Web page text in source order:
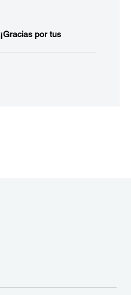
¡Gracias por tus